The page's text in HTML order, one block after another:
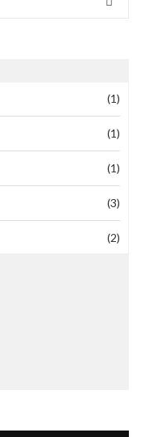
(1)
(1)
(1)
(3)
(2)